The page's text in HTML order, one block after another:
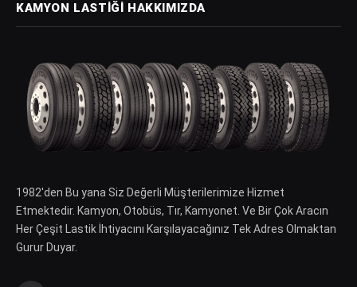
KAMYON LASTIĞI HAKKIMIZDA
1982′den Bu yana Siz Değerli Müşterilerimize Hizmet
Etmektedir. Kamyon, Otobüs, Tır, Kamyonet. Ve Bir Çok Aracın
Her Çeşit Lastik İhtiyacını Karşılayacağınız Tek Adres Olmaktan
Gurur Duyar.